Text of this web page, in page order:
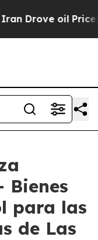
oil Prices
Bienes
para las
de Las